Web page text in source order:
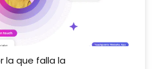
la que falla la